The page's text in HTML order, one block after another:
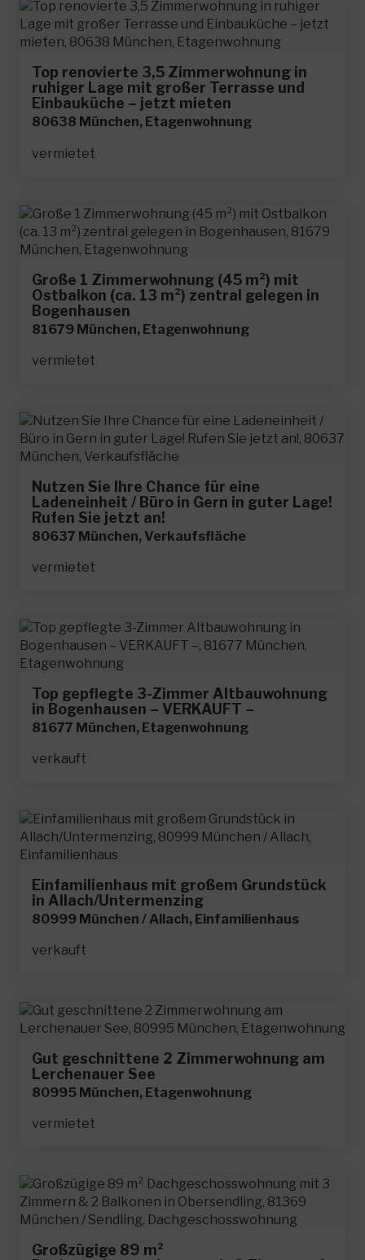
Top renovierte 3,5 Zimmerwohnung in
ruhiger Lage mit großer Terrasse und
Einbauküche – jetzt mieten
80638 München, Etagenwohnung
vermietet
Große 1 Zimmerwohnung (45 m²) mit
Ostbalkon (ca. 13 m²) zentral gelegen in
Bogenhausen
81679 München, Etagenwohnung
vermietet
Nutzen Sie Ihre Chance für eine
Ladeneinheit / Büro in Gern in guter Lage!
Rufen Sie jetzt an!
80637 München, Verkaufsfläche
vermietet
Top gepflegte 3-Zimmer Altbauwohnung
in Bogenhausen – VERKAUFT –
81677 München, Etagenwohnung
verkauft
Einfamilienhaus mit großem Grundstück
in Allach/Untermenzing
80999 München / Allach, Einfamilienhaus
verkauft
Gut geschnittene 2 Zimmerwohnung am
Lerchenauer See
80995 München, Etagenwohnung
vermietet
Großzügige 89 m²